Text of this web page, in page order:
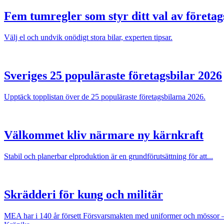
Fem tumregler som styr ditt val av
Välj el och undvik onödigt stora bilar, experten tipsar.
Sveriges 25 populäraste företagsbilar 2026
Upptäck topplistan över de 25 populäraste företagsbilarna 2026.
Välkommet kliv närmare ny kärnkraft
Stabil och planerbar elproduktion är en grundförutsättning för att...
Skrädderi för kung och militär
MEA har i 140 år försett Försvarsmakten med uniformer och mössor